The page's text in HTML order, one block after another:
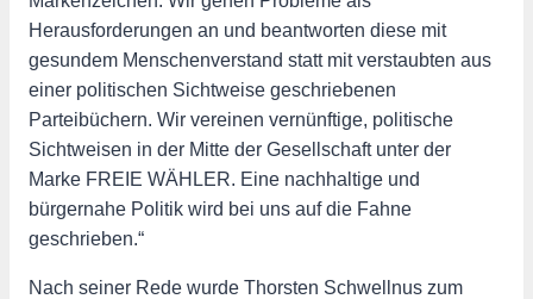
Herausforderungen an und beantworten diese mit
gesundem Menschenverstand statt mit verstaubten aus
einer politischen Sichtweise geschriebenen
Parteibüchern. Wir vereinen vernünftige, politische
Sichtweisen in der Mitte der Gesellschaft unter der
Marke FREIE WÄHLER. Eine nachhaltige und
bürgernahe Politik wird bei uns auf die Fahne
geschrieben.“
Nach seiner Rede wurde Thorsten Schwellnus zum